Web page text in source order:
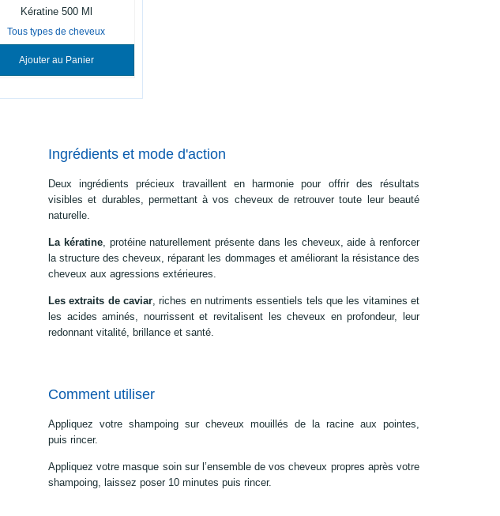
Kératine 500 Ml
Tous types de cheveux
Ajouter au Panier
Ingrédients et mode d'action
Deux ingrédients précieux travaillent en harmonie pour offrir des résultats
visibles et durables, permettant à vos cheveux de retrouver toute leur beauté
naturelle.
La kératine, protéine naturellement présente dans les cheveux, aide à renforcer
la structure des cheveux, réparant les dommages et améliorant la résistance des
cheveux aux agressions extérieures.
Les extraits de caviar , riches en nutriments essentiels tels que les vitamines et
les acides aminés, nourrissent et revitalisent les cheveux en profondeur, leur
redonnant vitalité, brillance et santé.
Comment utiliser
Appliquez votre shampoing sur cheveux mouillés de la racine aux pointes,
puis rincer.
Appliquez votre masque soin sur l’ensemble de vos cheveux propres après votre
shampoing, laissez poser 10 minutes puis rincer.